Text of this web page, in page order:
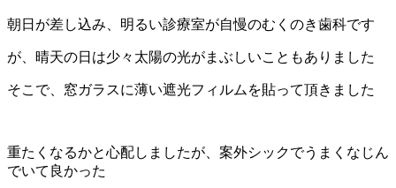
朝日が差し込み、明るい診療室が自慢のむくのき歯科です
が、晴天の日は少々太陽の光がまぶしいこともありました
そこで、窓ガラスに薄い遮光フィルムを貼って頂きました
重たくなるかと心配しましたが、案外シックでうまくなじん
でいて良かった